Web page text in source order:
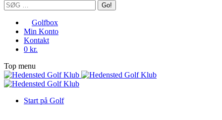
Golfbox
Min Konto
Kontakt
0 kr.
Top menu
Start på Golf